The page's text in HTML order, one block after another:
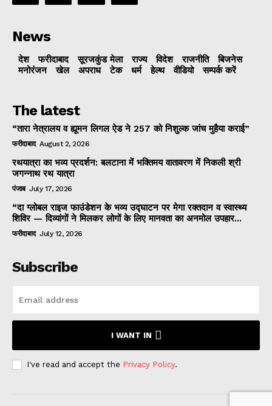
News
देश फरीदाबाद सूरजकुंड मेला राज्‍य विदेश राजनीति
बिजनेस
मनोरंजन
खेल अपराध टेक धर्म हेल्थ वीडियो सम्पर्क करें
The latest
“तारा नेत्रालय व ह्यूमन लिगल ऐड ने 257 को निशुल्क जांच मुहैया कराई”
फरीदाबाद August 2, 2026
रथयात्रा का भव्य प्रदर्शन: बलटाना में भक्तिमय वातावरण में निकली श्री
जगन्नाथ रथ यात्रा
पंजाब July 17, 2026
“दा ग्लोबल राइज फाउंडेशन के भव्य उद्घाटन पर मेगा रक्तदान व स्वास्थ्य
शिविर — दिव्यांगों ने मिलकर लोगों के लिए मानवता का अनमोल उपहार...
फरीदाबाद July 12, 2026
Subscribe
I WANT IN
I've read and accept the Privacy Policy.